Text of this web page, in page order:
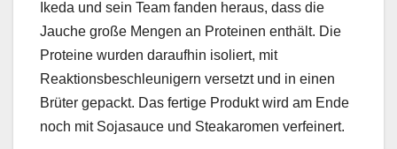
Ikeda und sein Team fanden heraus, dass die
Jauche große Mengen an Proteinen enthält. Die
Proteine wurden daraufhin isoliert, mit
Reaktionsbeschleunigern versetzt und in einen
Brüter gepackt. Das fertige Produkt wird am Ende
noch mit Sojasauce und Steakaromen verfeinert.